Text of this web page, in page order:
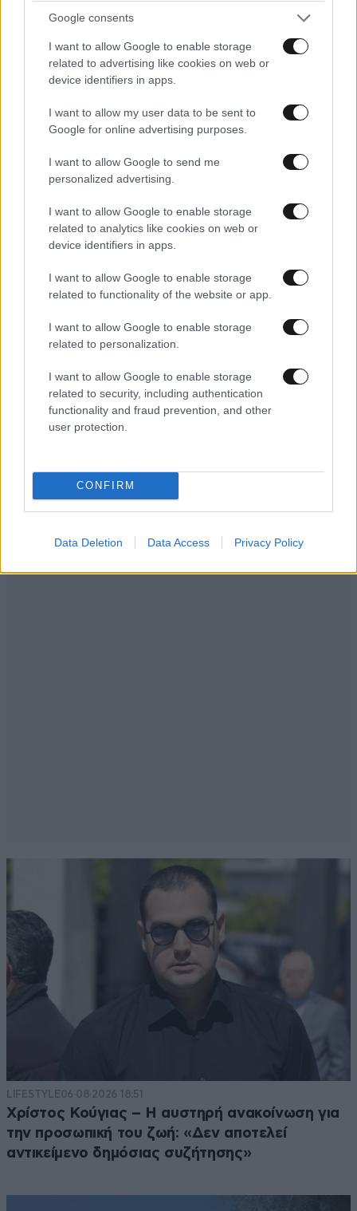
Google consents
I want to allow Google to enable storage
related to advertising like cookies on web or
device identifiers in apps.
I want to allow my user data to be sent to
Google for online advertising purposes.
I want to allow Google to send me
personalized advertising.
I want to allow Google to enable storage
related to analytics like cookies on web or
device identifiers in apps.
I want to allow Google to enable storage
related to functionality of the website or app.
I want to allow Google to enable storage
related to personalization.
I want to allow Google to enable storage
related to security, including authentication
functionality and fraud prevention, and other
user protection.
CONFIRM
Data Deletion Data Access Privacy Policy
Αθηνά Οικονομάκου από τα Μπόρα Μπόρα:
«Έσκασε τώρα όλη η κούραση» – Το απρόοπτο
LIFESTYLE06·08·2026 18:51
Χρίστος Κούγιας – Η αυστηρή ανακοίνωση για
την προσωπική του ζωή: «Δεν αποτελεί
αντικείμενο δημόσιας συζήτησης»